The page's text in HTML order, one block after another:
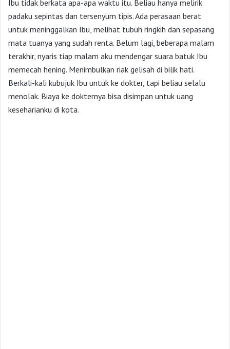
Ibu tidak berkata apa-apa waktu itu. Beliau hanya melirik
padaku sepintas dan tersenyum tipis. Ada perasaan berat
untuk meninggalkan Ibu, melihat tubuh ringkih dan sepasang
mata tuanya yang sudah renta. Belum lagi, beberapa malam
terakhir, nyaris tiap malam aku mendengar suara batuk Ibu
memecah hening. Menimbulkan riak gelisah di bilik hati.
Berkali-kali kubujuk Ibu untuk ke dokter, tapi beliau selalu
menolak. Biaya ke dokternya bisa disimpan untuk uang
keseharianku di kota.